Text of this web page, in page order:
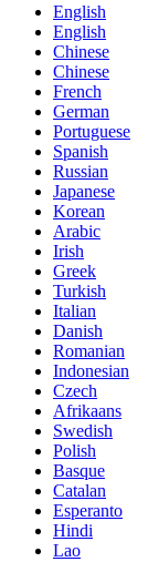
English
English
Chinese
Chinese
French
German
Portuguese
Spanish
Russian
Japanese
Korean
Arabic
Irish
Greek
Turkish
Italian
Danish
Romanian
Indonesian
Czech
Afrikaans
Swedish
Polish
Basque
Catalan
Esperanto
Hindi
Lao